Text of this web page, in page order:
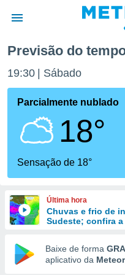
da
fornecidas
a este
das
e
forma
digital
Previsão do
19:30 Sábado
Parcialmente nublado
18°
Sensação de 18°
Última hora
Chuvas e frio de
Sudeste; confira
Baixe de forma
aplicativo da